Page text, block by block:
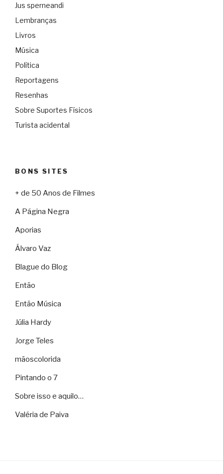
Jus sperneandi
Lembranças
Livros
Música
Política
Reportagens
Resenhas
Sobre Suportes Físicos
Turista acidental
BONS SITES
+ de 50 Anos de Filmes
A Página Negra
Aporias
Álvaro Vaz
Blague do Blog
Então
Então Música
Júlia Hardy
Jorge Teles
mãoscolorida
Pintando o 7
Sobre isso e aquilo…
Valéria de Paiva